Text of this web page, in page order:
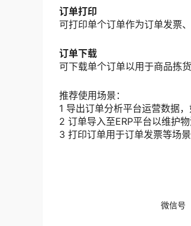
订单打印
可打印单个订单作为订单发票
订单下载
可下载单个订单以用于商品拣
推荐使用场景：
1 导出订单分析平台运营数据
2 订单导入至ERP平台以维护
3 打印订单用于订单发票等场
微信号